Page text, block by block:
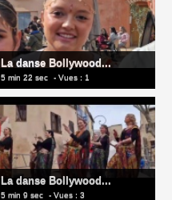
La danse Bollywood...
5 min 22 sec - Vues : 1
La danse Bollywood...
5 min 9 sec - Vues : 3